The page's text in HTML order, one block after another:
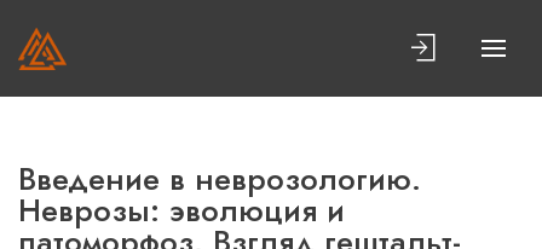
Введение в неврозологию.
Неврозы: эволюция и